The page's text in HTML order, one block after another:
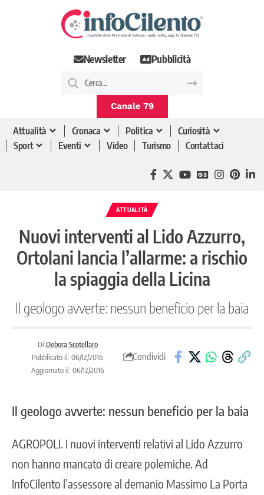
Newsletter Pubblicità
Canale 79
Attualità Cronaca Politica
Curiosità
Sport
Eventi Video Turismo Contattaci
ATTUALITÀ
Nuovi interventi al Lido Azzurro,
Ortolani lancia l’allarme: a rischio
la spiaggia della Licina
Il geologo avverte: nessun beneficio per la baia
Di:Debora Scotellaro
Pubblicato il: 06/12/2016
Aggiornato il: 06/12/2016
Condividi
Il geologo avverte: nessun beneficio per la baia
AGROPOLI . I nuovi interventi relativi al Lido Azzurro
non hanno mancato di creare polemiche. Ad
InfoCilento l’assessore al demanio Massimo La Porta